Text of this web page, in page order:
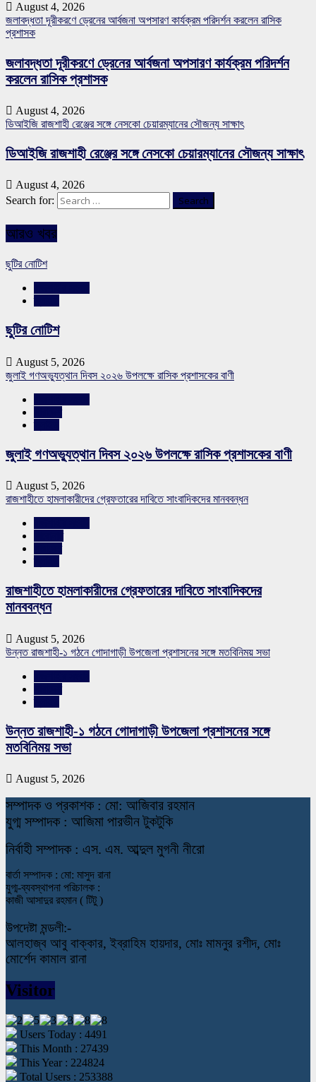
August 4, 2026
জলাবদ্ধতা দূরীকরণে ড্রেনের আর্বজনা অপসারণ কার্যক্রম পরিদর্শন করলেন রাসিক
প্রশাসক
জলাবদ্ধতা দূরীকরণে ড্রেনের আর্বজনা অপসারণ কার্যক্রম পরিদর্শন
করলেন রাসিক প্রশাসক
August 4, 2026
ডিআইজি রাজশাহী রেঞ্জের সঙ্গে নেসকো চেয়ারম্যানের সৌজন্য সাক্ষাৎ
ডিআইজি রাজশাহী রেঞ্জের সঙ্গে নেসকো চেয়ারম্যানের সৌজন্য সাক্ষাৎ
August 4, 2026
Search for:
আরও খবর
ছুটির নোটিশ
ছুটির নোটিশ
August 5, 2026
জুলাই গণঅভ্যুত্থান দিবস ২০২৬ উপলক্ষে রাসিক প্রশাসকের বাণী
জুলাই গণঅভ্যুত্থান দিবস ২০২৬ উপলক্ষে রাসিক প্রশাসকের বাণী
August 5, 2026
রাজশাহীতে হামলাকারীদের গ্রেফতারের দাবিতে সাংবাদিকদের মানববন্ধন
রাজশাহীতে হামলাকারীদের গ্রেফতারের দাবিতে সাংবাদিকদের
মানববন্ধন
August 5, 2026
উন্নত রাজশাহী-১ গঠনে গোদাগাড়ী উপজেলা প্রশাসনের সঙ্গে মতবিনিময় সভা
উন্নত রাজশাহী-১ গঠনে গোদাগাড়ী উপজেলা প্রশাসনের সঙ্গে
মতবিনিময় সভা
August 5, 2026
সম্পাদক ও প্রকাশক : মো: আজিবার রহমান
যুগ্ম সম্পাদক : আজিমা পারভীন টুকটুকি
নির্বাহী সম্পাদক : এস. এম. আব্দুল মুগনী নীরো
বার্তা সম্পাদক : মো: মাসুদ রানা
যুগ্ম-ব্যবস্থাপনা পরিচালক :
কাজী আসাদুর রহমান ( টিটু )
উপদেষ্টা মন্ডলী:-
আলহাজ্ব আবু বাক্কার, ইব্রাহিম হায়দার, মোঃ মামনুর রশীদ, মোঃ
মোর্শেদ কামাল রানা
Visitor
Users Today : 4491
This Month : 27439
This Year : 224824
Total Users : 253388